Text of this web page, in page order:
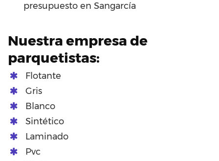
presupuesto en Sangarcía
Nuestra empresa de
parquetistas:
Flotante
Gris
Blanco
Sintético
Laminado
Pvc